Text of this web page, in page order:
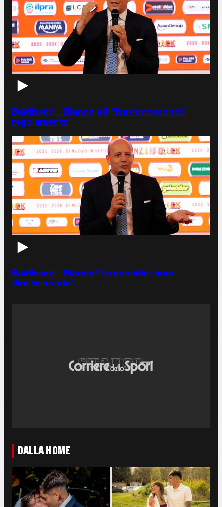
Baldissoni: "Bianco e il Pisa conoscono il
regolamento"
Baldissoni: "Bianco? Lo consideriamo
dimissionario"
DALLA HOME